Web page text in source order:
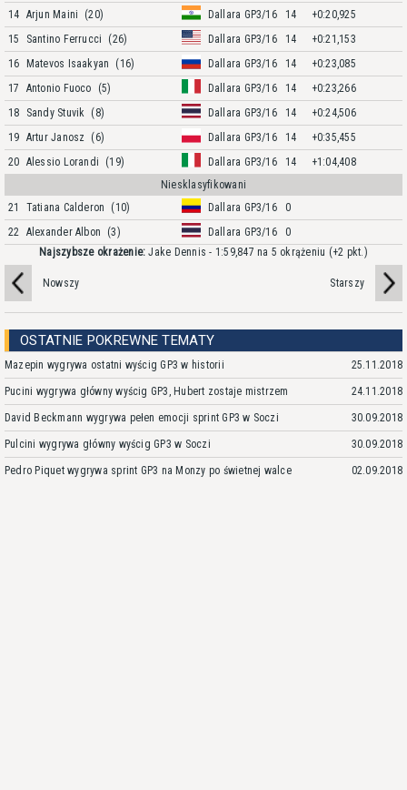
14 Arjun Maini (20) Dallara GP3/16 14
+0:20,925
15
Santino Ferrucci (26) Dallara GP3/16 14
+0:21,153
16
Matevos Isaakyan (16) Dallara GP3/16 14
+0:23,085
17
Antonio Fuoco (5) Dallara GP3/16 14
+0:23,266
18
Sandy Stuvik (8) Dallara GP3/16 14
+0:24,506
19 Artur Janosz (6) Dallara GP3/16 14
+0:35,455
20 Alessio Lorandi (19) Dallara GP3/16 14
+1:04,408
Niesklasyfikowani
21
Tatiana Calderon (10) Dallara GP3/16
0
22 Alexander Albon (3) Dallara GP3/16
0
Najszybsze okrażenie: Jake Dennis - 1:59,847 na 5 okrążeniu (+2 pkt.)
Nowszy Starszy
OSTATNIE POKREWNE TEMATY
Mazepin wygrywa ostatni wyścig GP3 w historii 25.11.2018
Pucini wygrywa główny wyścig GP3, Hubert zostaje mistrzem 24.11.2018
David Beckmann wygrywa pełen emocji sprint GP3 w Soczi 30.09.2018
Pulcini wygrywa główny wyścig GP3 w Soczi 30.09.2018
Pedro Piquet wygrywa sprint GP3 na Monzy po świetnej walce 02.09.2018